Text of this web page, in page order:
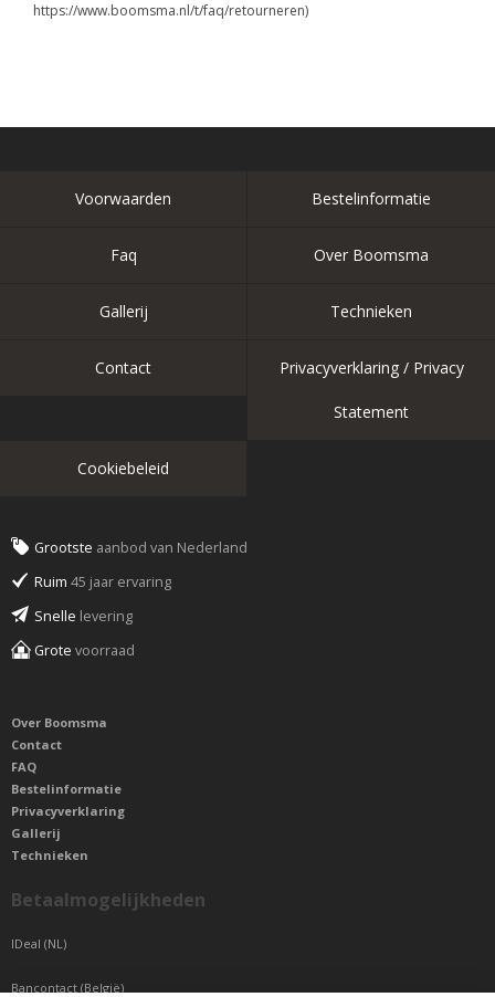
https://www.boomsma.nl/t/faq/retourneren)
Voorwaarden Bestelinformatie
Faq Over Boomsma
Gallerij Technieken
Contact Privacyverklaring / Privacy
Statement
Cookiebeleid
Grootste aanbod van Nederland
Ruim 45 jaar ervaring
Snelle levering
Grote voorraad
Over Boomsma
Contact
FAQ
Bestelinformatie
Privacyverklaring
Gallerij
Technieken
Betaalmogelijkheden
IDeal (NL)
Bancontact (België)